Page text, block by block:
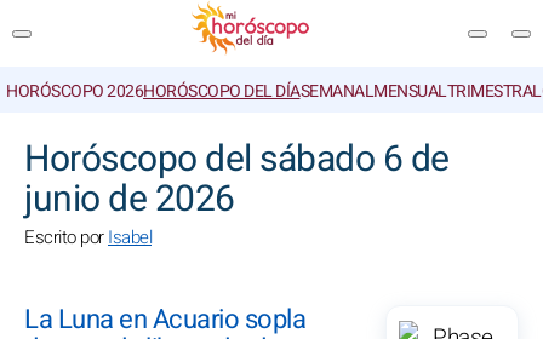
HORÓSCOPO 2026HORÓSCOPO DEL DÍASEMANALMENSUALTRIMESTRAL
Horóscopo del sábado 6 de
junio de 2026
Escrito porIsabel
La Luna en Acuario sopla